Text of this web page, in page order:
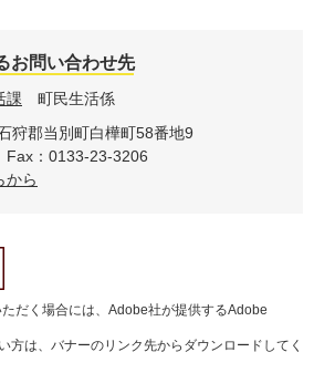
お問い合わせ先
課
町民生活係
狩郡当別町白樺町58番地9
Fax：0133-23-3206
から
だく場合には、Adobe社が提供するAdobe
方は、バナーのリンク先からダウンロードしてく